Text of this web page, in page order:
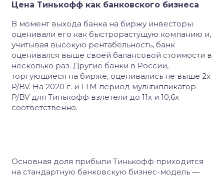
Цена Тинькофф как банковского бизнеса
В момент выхода банка на биржу инвесторы
оценивали его как быстрорастущую компанию и,
учитывая высокую рентабельность, банк
оценивался выше своей балансовой стоимости в
несколько раз. Другие банки в России,
торгующиеся на бирже, оценивались не выше 2x
P/BV. На 2020 г. и LTM период мультипликатор
P/BV для Тинькофф взлетели до 11x и 10,6x
соответственно.
Основная доля прибыли Тинькофф приходится
на стандартную банковскую бизнес-модель —